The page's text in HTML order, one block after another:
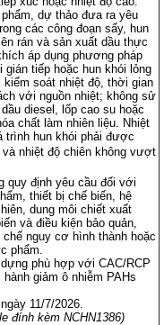
dự thảo đưa ra yêu
các công đoạn sấy, hun
rán và sản xuất dầu thực
áp dụng phương pháp
gián tiếp hoặc hun khói lỏng
soát nhiệt độ, thời gian
với nguồn nhiệt; không sử
diesel, lốp cao su hoặc
chất làm nhiên liệu. Nhiệt
trình hun khói phải được
nhiệt độ chiên không vượt
quy định yêu cầu đối với
thiết bị chế biến, hệ
dung môi chiết xuất
và điều kiện bảo quản,
nguy cơ hình thành hoặc
phẩm.
phù hợp với CAC/RCP
giảm ô nhiễm PAHs
11/7/2026.
đính kèm NCHN1386)